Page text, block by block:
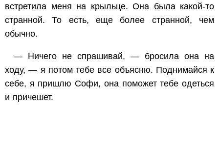
встретила меня на крыльце. Она была какой-то
странной. То есть, еще более странной, чем
обычно.
— Ничего не спрашивай, — бросила она на
ходу, — я потом тебе все объясню. Поднимайся к
себе, я пришлю Софи, она поможет тебе одеться
и причешет.